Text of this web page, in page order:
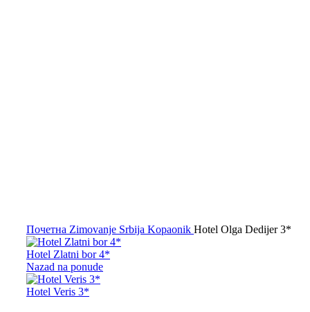
Почетна Zimovanje Srbija Kopaonik Hotel Olga Dedijer 3*
Hotel Zlatni bor 4*
Nazad na ponude
Hotel Veris 3*